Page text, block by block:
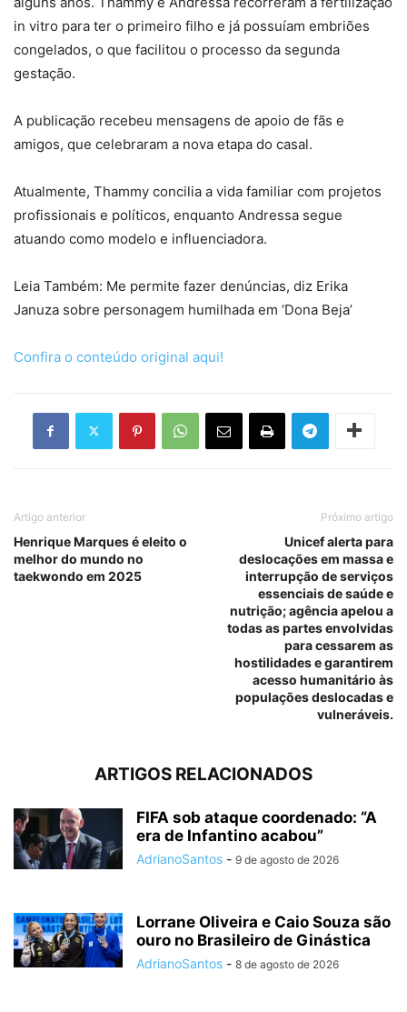
in vitro para ter o primeiro filho e já possuíam embriões
congelados, o que facilitou o processo da segunda
gestação.
A publicação recebeu mensagens de apoio de fãs e
amigos, que celebraram a nova etapa do casal.
Atualmente, Thammy concilia a vida familiar com projetos
profissionais e políticos, enquanto Andressa segue
atuando como modelo e influenciadora.
Leia Também: Me permite fazer denúncias, diz Erika
Januza sobre personagem humilhada em ‘Dona Beja’
Confira o conteúdo original aqui!
Artigo anterior
Henrique Marques é eleito o
melhor do mundo no
taekwondo em 2025
Próximo artigo
Unicef alerta para
deslocações em massa e
interrupção de serviços
essenciais de saúde e
nutrição; agência apelou a
todas as partes envolvidas
para cessarem as
hostilidades e garantirem
acesso humanitário às
populações deslocadas e
vulneráveis.
ARTIGOS RELACIONADOS
FIFA sob ataque coordenado: “A
era de Infantino acabou”
AdrianoSantos - 9 de agosto de 2026
Lorrane Oliveira e Caio Souza são
ouro no Brasileiro de Ginástica
AdrianoSantos - 8 de agosto de 2026